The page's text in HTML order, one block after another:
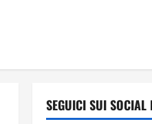
SEGUICI SUI SOCIAL